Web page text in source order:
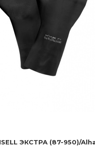
ЭКСТРА (87-950)/